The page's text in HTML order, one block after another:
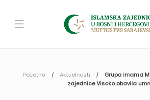
Početna Aktuelnosti
Grupa imama
zajednice Visoko obavila